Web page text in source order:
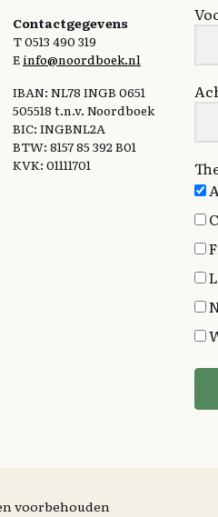
Contactgegevens
T 0513 490 319
E info@noordboek.nl
IBAN: NL78 INGB 0651
505518 t.n.v. Noordboek
BIC: INGBNL2A
BTW: 8157 85 392 B01
KVK: 01111701
voorbehouden